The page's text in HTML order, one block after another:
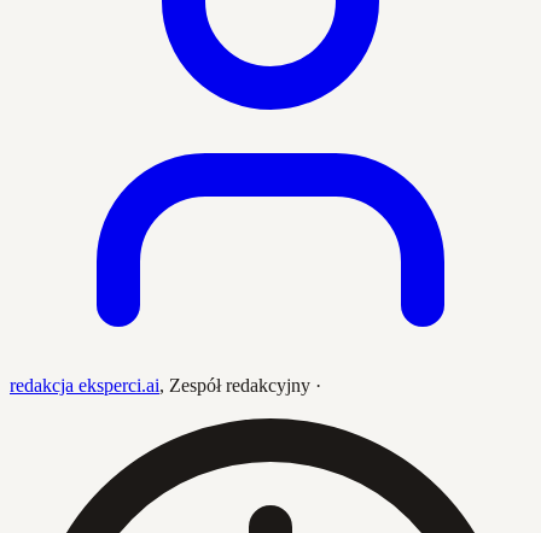
redakcja eksperci.ai, Zespół redakcyjny ·